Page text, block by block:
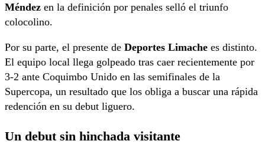
Méndez en la definición por penales selló el triunfo
colocolino.
Por su parte, el presente de Deportes Limache es distinto.
El equipo local llega golpeado tras caer recientemente por
3-2 ante Coquimbo Unido en las semifinales de la
Supercopa, un resultado que los obliga a buscar una rápida
redención en su debut liguero.
Un debut sin hinchada visitante